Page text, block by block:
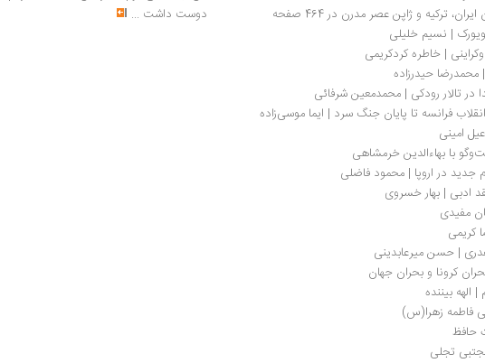
ترکیه و ژاپن عصر مدرن در 464 صفحه
| نسیم خلیلی
| خاطره کردکریمی
حیدرزاده
تالار رودکی | محمدمعین شرفائی
انقلاب فرانسه تا پایان جنگ سرد | ایما موسی‌زاده
امینی
با بهاءالدین خرمشاهی
جدید در اروپا | محمود فاضلی
ادبی | بهار خسروی
کریمی
| حسن میرعابدینی
کرونا و بحران جهان
بیننده
فاطمه زهرا(س)
حافظ
تجلی
دوست داشت ...